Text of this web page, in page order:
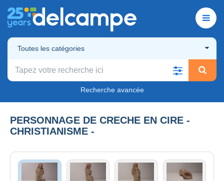
Toutes les catégories
Recherche avancée
PERSONNAGE DE CRECHE EN CIRE -
CHRISTIANISME -